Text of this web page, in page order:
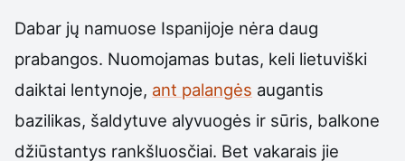
Dabar jų namuose Ispanijoje nėra daug
prabangos. Nuomojamas butas, keli lietuviški
daiktai lentynoje, ant palangės augantis
bazilikas, šaldytuve alyvuogės ir sūris, balkone
džiūstantys rankšluosčiai. Bet vakarais jie